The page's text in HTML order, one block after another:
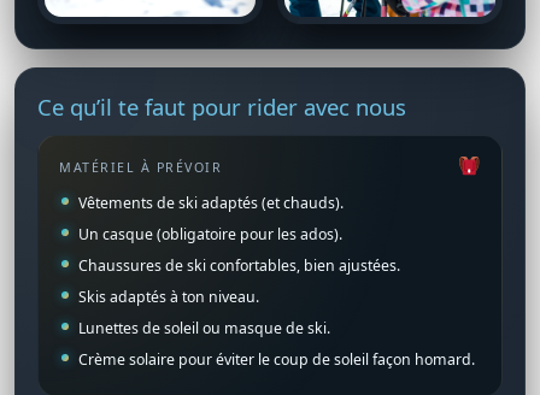
Ce qu’il te faut pour rider avec nous
MATÉRIEL À PRÉVOIR
Vêtements de ski adaptés (et chauds).
Un casque (obligatoire pour les ados).
Chaussures de ski confortables, bien ajustées.
Skis adaptés à ton niveau.
Lunettes de soleil ou masque de ski.
Crème solaire pour éviter le coup de soleil façon homard.